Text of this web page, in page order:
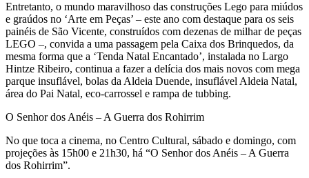
Entretanto, o mundo maravilhoso das construções Lego para miúdos
e graúdos no ‘Arte em Peças’ – este ano com destaque para os seis
painéis de São Vicente, construídos com dezenas de milhar de peças
LEGO –, convida a uma passagem pela Caixa dos Brinquedos, da
mesma forma que a ‘Tenda Natal Encantado’, instalada no Largo
Hintze Ribeiro, continua a fazer a delícia dos mais novos com mega
parque insuflável, bolas da Aldeia Duende, insuflável Aldeia Natal,
área do Pai Natal, eco-carrossel e rampa de tubbing.
O Senhor dos Anéis – A Guerra dos Rohirrim
No que toca a cinema, no Centro Cultural, sábado e domingo, com
projeções às 15h00 e 21h30, há “O Senhor dos Anéis – A Guerra
dos Rohirrim”.